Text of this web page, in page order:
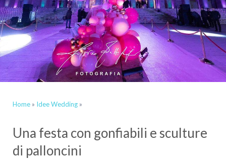
Home » Idee Wedding »
Una festa con gonfiabili e sculture
di palloncini